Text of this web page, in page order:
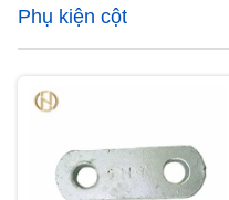
Phụ kiện cột